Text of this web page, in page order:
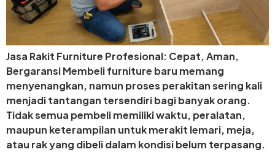
Jasa Rakit Furniture Profesional: Cepat, Aman,
Bergaransi Membeli furniture baru memang
menyenangkan, namun proses perakitan sering kali
menjadi tantangan tersendiri bagi banyak orang.
Tidak semua pembeli memiliki waktu, peralatan,
maupun keterampilan untuk merakit lemari, meja,
atau rak yang dibeli dalam kondisi belum terpasang.